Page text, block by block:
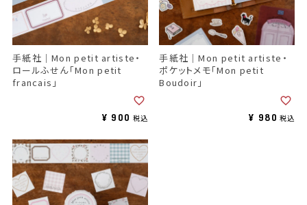
手紙社｜Mon petit artiste・
ロールふせん「Mon petit
francais」
¥ 900 税込
手紙社｜Mon petit artiste・
ポケットメモ「Mon petit
Boudoir」
¥ 980 税込